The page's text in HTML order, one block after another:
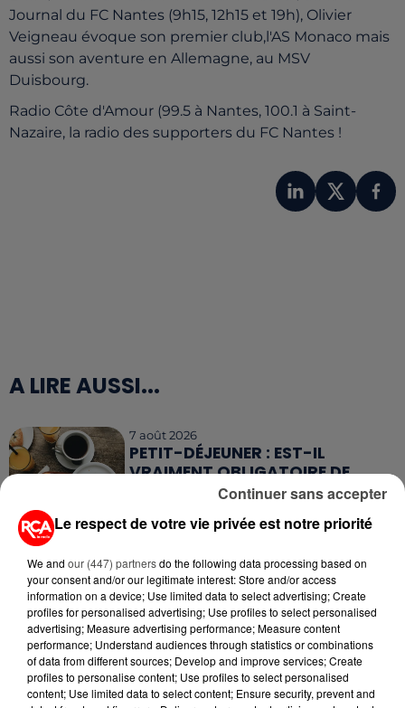
Journal du FC Nantes (9h15, 12h15 et 19h), Olivier
Veigneau évoque son premier club,l'AS Monaco mais
aussi son aventure en Allemagne, au MSV
Duisbourg.
Radio Côte d'Amour (99.5 à Nantes, 100.1 à Saint-
Nazaire, la radio des supporters du FC Nantes !
A LIRE AUSSI...
7 août 2026
PETIT-DÉJEUNER : EST-IL
VRAIMENT OBLIGATOIRE DE
MANGER LE MATIN ?
7 août 2026
ROUTES : LE GRAND OUEST SE
PRÉPARE À UN...
6 août 2026
MÉGOTS ET FEUX DE FORÊT : LES
INDUSTRIELS DU TABAC BIENTÔT
TAXÉS...
Le respect de votre vie privée est notre priorité
We and our (447) partnersdo the following data processing based on
your consent and/or our legitimate interest: Store and/or access
information on a device; Use limited data to select advertising; Create
profiles for personalised advertising; Use profiles to select personalised
advertising; Measure advertising performance; Measure content
performance; Understand audiences through statistics or combinations
of data from different sources; Develop and improve services; Create
profiles to personalise content; Use profiles to select personalised
content; Use limited data to select content; Ensure security, prevent and
Continuer sans accepter